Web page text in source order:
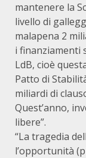
mantenere la
livello di
malapena 2
i finanziamenti
LdB, cioè
Patto di
miliardi di
Quest’anno,
libere”.
“La tragedia
l’opportunità